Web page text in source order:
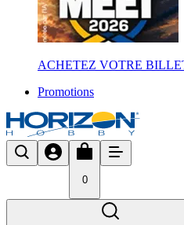
ACHETEZ VOTRE
Promotions
0